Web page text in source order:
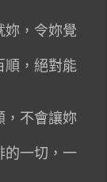
妳，令妳覺
順，絕對能
，不會讓妳
的一切，一